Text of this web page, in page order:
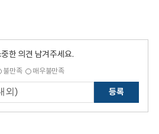
한 의견 남겨주세요.
불만족 매우불만족
등록